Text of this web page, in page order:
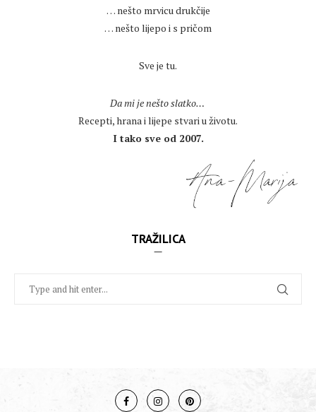
… nešto mrvicu drukčije
… nešto lijepo i s pričom
Sve je tu.
Da mi je nešto slatko…
Recepti, hrana i lijepe stvari u životu.
I tako sve od 2007.
TRAŽILICA